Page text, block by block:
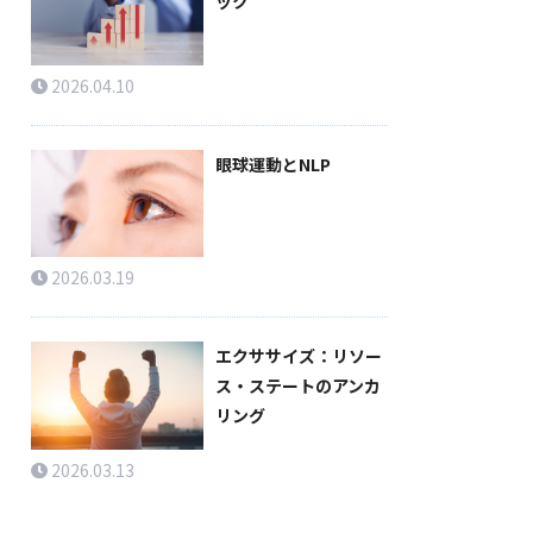
2026.04.10
眼球運動とNLP
2026.03.19
エクササイズ：リソー
ス・ステートのアンカ
リング
2026.03.13